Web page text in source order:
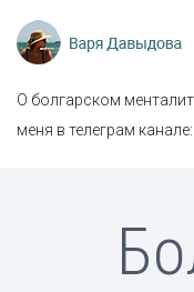
О болгарском
меня в телеграм